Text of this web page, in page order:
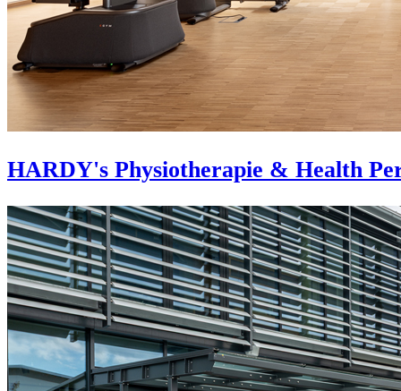
HARDY's Physiotherapie & Health